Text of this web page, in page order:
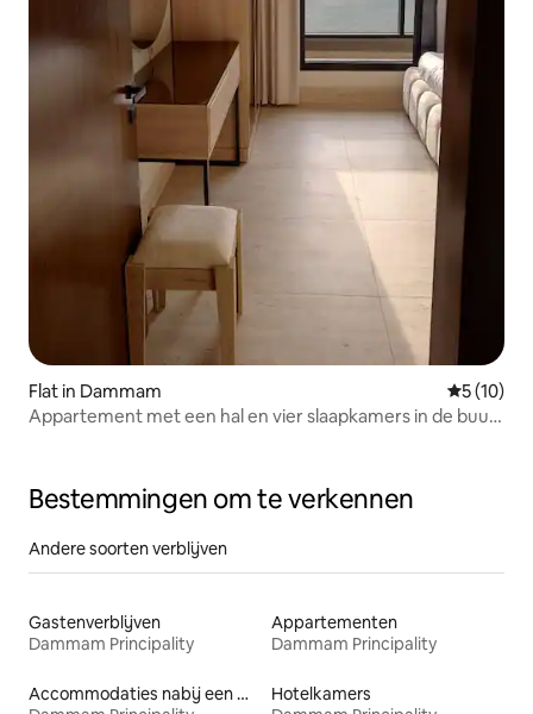
Flat in Dammam
5 (10)
Appartement met een hal en vier slaapkamers in de buurt
Bestemmingen om te verkennen
Andere soorten verblijven
Gastenverblijven
Dammam Principality
Appartementen
Dammam Principality
Accommodaties nabij een meer
Hotelkamers